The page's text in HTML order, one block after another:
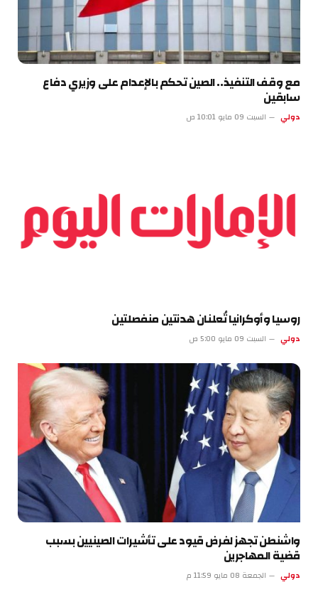
مع وقف التنفيذ.. الصين تحكم بالإعدام على وزيري دفاع
سابقين
دولي السبت 09 مايو 10:01 ص
روسيا وأوكرانيا تُعلنان هدنتين منفصلتين
دولي السبت 09 مايو 5:00 ص
واشنطن تجهز لفرض قيود على تأشيرات الصينيين بسبب
قضية المهاجرين
دولي الجمعة 08 مايو 11:59 م